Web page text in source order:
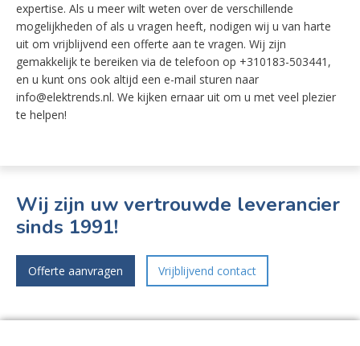
expertise. Als u meer wilt weten over de verschillende
mogelijkheden of als u vragen heeft, nodigen wij u van harte
uit om vrijblijvend een offerte aan te vragen. Wij zijn
gemakkelijk te bereiken via de telefoon op +310183-503441,
en u kunt ons ook altijd een e-mail sturen naar
info@elektrends.nl. We kijken ernaar uit om u met veel plezier
te helpen!
Wij zijn uw vertrouwde leverancier
sinds 1991!
Offerte aanvragen Vrijblijvend contact